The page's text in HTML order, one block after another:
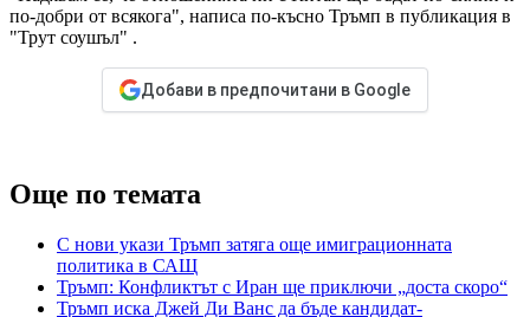
по-добри от всякога", написа по-късно Тръмп в публикация в
"Трут соушъл" .
Добави в предпочитани в Google
Още по темата
С нови укази Тръмп затяга още имиграционната
политика в САЩ
Тръмп: Конфликтът с Иран ще приключи „доста скоро“
Тръмп иска Джей Ди Ванс да бъде кандидат-